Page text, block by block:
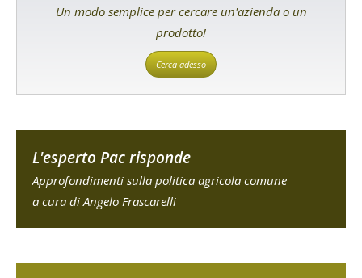
Un modo semplice per cercare un'azienda o un
prodotto!
Cerca adesso
L'esperto Pac risponde
Approfondimenti sulla politica agricola comune
a cura di Angelo Frascarelli